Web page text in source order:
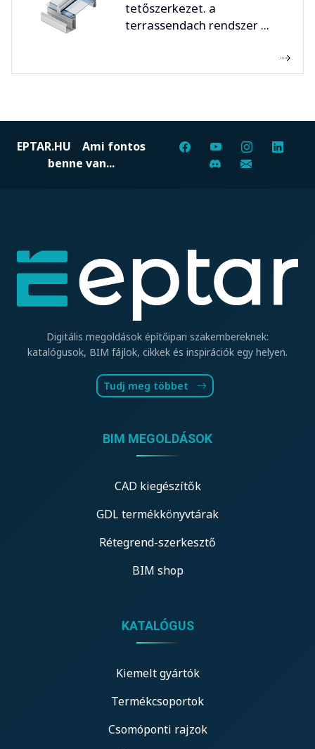
tetőszerkezet. a
terrassendach rendszer ...
EPTAR.HU Ami fontos
benne van...
Digitális megoldások építőipari szakembereknek:
katalógusok, BIM fájlok, cikkek és inspirációk egy helyen.
Tudj meg többet
BIM MEGOLDÁSOK
CAD kiegészítők
GDL termékkönyvtárak
Rétegrend-szerkesztő
BIM shop
KATALÓGUS
Kiemelt gyártók
Termékcsoportok
Csomóponti rajzok